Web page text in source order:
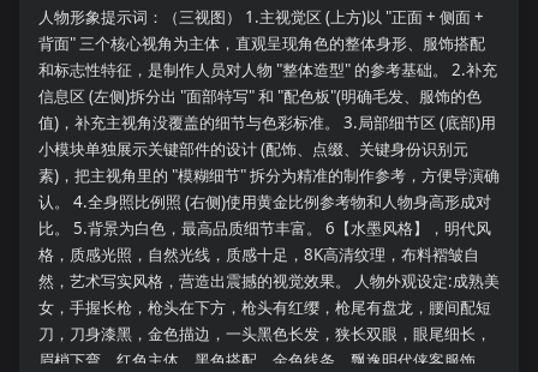
本量及原因： * 研究对象疾病或人群： * 年龄： * 性别分布： * 纳
入标准： * 排除标准： * 数据来源： * 单中心或多中心： * 是否使
用公开数据集： * 训练集、验证集和测试集的划分： * 是否存在样
本重叠或重复扫描： ### 5. 影像数据与采集参数 如果属于影像研
究，请整理： * MRI、CT、PET或其他影像类型： * 磁场强度： *
扫描设备厂家： * 扫描序列： * 主要扫描参数： * 空间分辨率： *
层厚： * 是否使用造影剂： * 是否为术前、术后或随访影像： * 是
否存在多中心或多设备差异： * 是否进行了影像质量控制： 对于文
献中没有完整报告的参数，请标记“未完整说明”。 ### 6. 数据预处
理 请按实际处理顺序列出： * 数据格式转换： * 去颅骨： * 去噪：
* 偏置场校正： * 运动校正： * 畸变校正： * 配准： * 重采样： *
标准空间转换： * 分割： * ROI定义： * 特征提取： * 数据标准
化： * 批次效应校正或harmonization： * 软件及版本： * 是否人
工校正： * 是否进行盲法处理： * 是否报告重复性或一致性： 请尽
人物形象提示词：（三视图） 1.主视觉区 (上方)以 "正面 + 侧面 +
背面" 三个核心视角为主体，直观呈现角色的整体身形、服饰搭配
和标志性特征，是制作人员对人物 "整体造型" 的参考基础。 2.补充
信息区 (左侧)拆分出 "面部特写" 和 "配色板"(明确毛发、服饰的色
值)，补充主视角没覆盖的细节与色彩标准。 3.局部细节区 (底部)用
小模块单独展示关键部件的设计 (配饰、点缀、关键身份识别元
素)，把主视角里的 "模糊细节" 拆分为精准的制作参考，方便导演确
认。 4.全身照比例照 (右侧)使用黄金比例参考物和人物身高形成对
比。 5.背景为白色，最高品质细节丰富。 6【水墨风格】，明代风
格，质感光照，自然光线，质感十足，8K高清纹理，布料褶皱自
然，艺术写实风格，营造出震撼的视觉效果。 人物外观设定:成熟美
女，手握长枪，枪头在下方，枪头有红缨，枪尾有盘龙，腰间配短
刀，刀身漆黑，金色描边，一头黑色长发，狭长双眼，眼尾细长，
眉梢下弯，红色主体，黑色搭配，金色线条，飘逸明代侠客服饰，